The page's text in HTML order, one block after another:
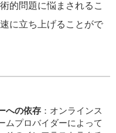
的問題に悩まされるこ
に立ち上げることがで
への依存 ：オンラインス
ムプロバイダーによって